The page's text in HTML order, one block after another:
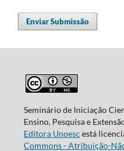
Enviar Submissão
Seminário de Iniciação
Ensino, Pesquisa e
Editora Unoesc está
Commons - Atribuição-